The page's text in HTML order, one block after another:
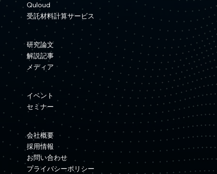
TQuloud
受託材料計算サービス
研究論文
解説記事
メディア
イベント
セミナー
会社概要
採用情報
お問い合わせ
プライバシーポリシー